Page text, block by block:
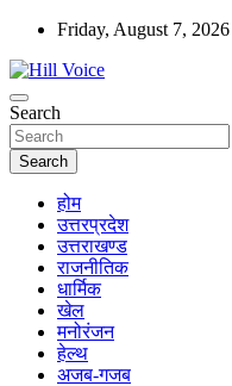
Skip
content
Friday, August 7, 2026
Hill Voice
न्यूज़ पोर्टल
Search
Search
होम
उत्तरप्रदेश
उत्तराखण्ड
राजनीतिक
धार्मिक
खेल
मनोरंजन
हेल्थ
अजब-गजब